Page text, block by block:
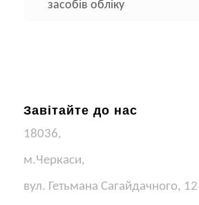
засобів обліку
Завітайте до нас
18036,
м.Черкаси,
вул. Гетьмана Сагайдачного, 12